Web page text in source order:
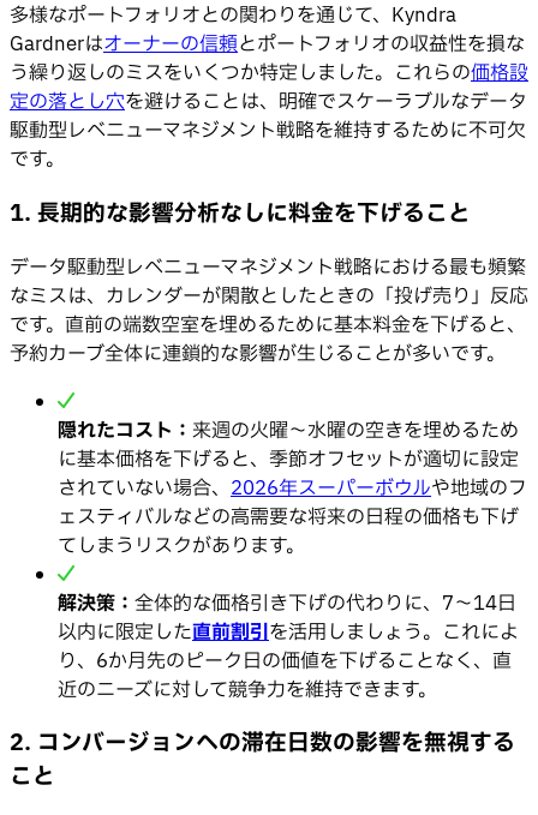
多様なポートフォリオとの関わりを通じて、Kyndra
Gardnerはオーナーの信頼とポートフォリオの収益性を損な
う繰り返しのミスをいくつか特定しました。これらの価格設
定の落とし穴を避けることは、明確でスケーラブルなデータ
駆動型レベニューマネジメント戦略を維持するために不可欠
です。
1. 長期的な影響分析なしに料金を下げること
データ駆動型レベニューマネジメント戦略における最も頻繁
なミスは、カレンダーが閑散としたときの「投げ売り」反応
です。直前の端数空室を埋めるために基本料金を下げると、
予約カーブ全体に連鎖的な影響が生じることが多いです。
隠れたコスト： 来週の火曜〜水曜の空きを埋めるため
に基本価格を下げると、季節オフセットが適切に設定
されていない場合、 2026年スーパーボウルや地域のフ
ェスティバルなどの高需要な将来の日程の価格も下げ
てしまうリスクがあります。
解決策： 全体的な価格引き下げの代わりに、7〜14日
以内に限定した直前割引を活用しましょう。これによ
り、6か月先のピーク日の価値を下げることなく、直
近のニーズに対して競争力を維持できます。
2. コンバージョンへの滞在日数の影響を無視する
こと